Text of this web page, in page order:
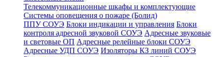
Телекоммуникационные шкафы и комплектующие
Системы оповещения о пожаре (Болид)
ППУ СОУЭ Блоки индикации и управления Блоки
контроля адресной звуковой СОУЭ Адресные звуковые
и световые ОП Адресные релейные блоки СОУЭ
Адресные УДП СОУЭ Изоляторы КЗ линий СОУЭ